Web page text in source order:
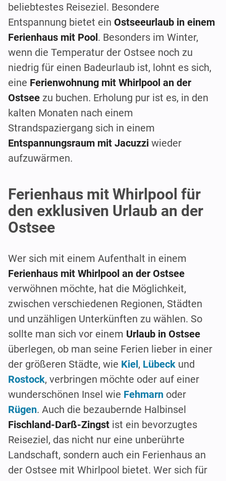
beliebtestes Reiseziel. Besondere
Entspannung bietet ein Ostseeurlaub in einem
Ferienhaus mit Pool. Besonders im Winter,
wenn die Temperatur der Ostsee noch zu
niedrig für einen Badeurlaub ist, lohnt es sich,
eine Ferienwohnung mit Whirlpool an der
Ostsee zu buchen. Erholung pur ist es, in den
kalten Monaten nach einem
Strandspaziergang sich in einem
Entspannungsraum mit Jacuzzi wieder
aufzuwärmen.
Ferienhaus mit Whirlpool für
den exklusiven Urlaub an der
Ostsee
Wer sich mit einem Aufenthalt in einem
Ferienhaus mit Whirlpool an der Ostsee
verwöhnen möchte, hat die Möglichkeit,
zwischen verschiedenen Regionen, Städten
und unzähligen Unterkünften zu wählen. So
sollte man sich vor einem Urlaub in Ostsee
überlegen, ob man seine Ferien lieber in einer
der größeren Städte, wie Kiel, Lübeck und
Rostock, verbringen möchte oder auf einer
wunderschönen Insel wie Fehmarn oder
Rügen. Auch die bezaubernde Halbinsel
Fischland-Darß-Zingst ist ein bevorzugtes
Reiseziel, das nicht nur eine unberührte
Landschaft, sondern auch ein Ferienhaus an
der Ostsee mit Whirlpool bietet. Wer sich für